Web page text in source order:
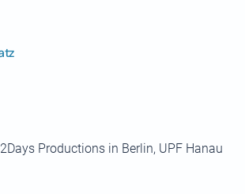
Productions in Berlin, UPF Hanau